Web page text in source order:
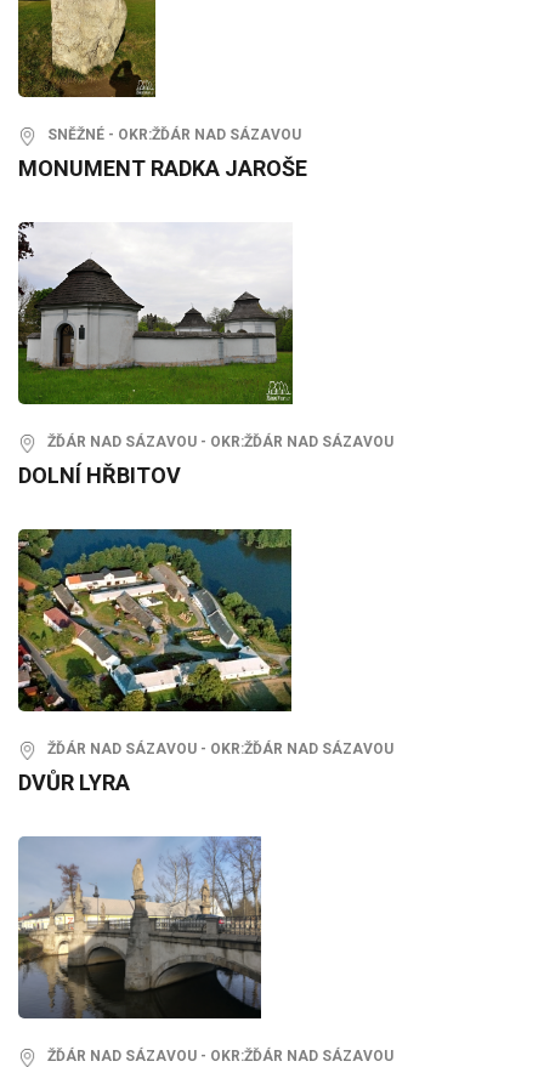
SNĚŽNÉ - OKR:ŽĎÁR NAD SÁZAVOU
MONUMENT RADKA JAROŠE
ŽĎÁR NAD SÁZAVOU - OKR:ŽĎÁR NAD SÁZAVOU
DOLNÍ HŘBITOV
ŽĎÁR NAD SÁZAVOU - OKR:ŽĎÁR NAD SÁZAVOU
DVŮR LYRA
ŽĎÁR NAD SÁZAVOU - OKR:ŽĎÁR NAD SÁZAVOU